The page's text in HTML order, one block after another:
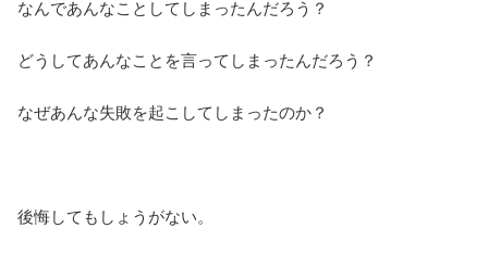
なんであんなことしてしまったんだろう？
どうしてあんなことを言ってしまったんだろう？
なぜあんな失敗を起こしてしまったのか？
後悔してもしょうがない。